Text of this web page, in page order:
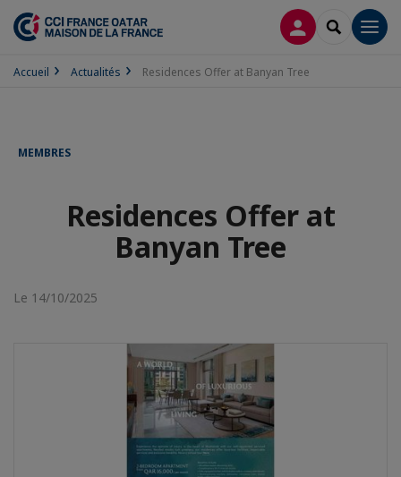
CONNEXION
Accueil Actualités Residences Offer at Banyan Tree
MEMBRES
Residences Offer at
Banyan Tree
Le 14/10/2025